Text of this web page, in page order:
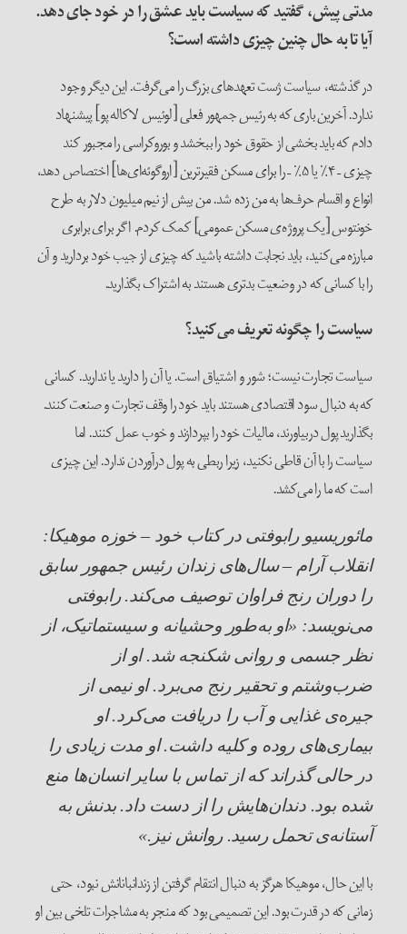
مدتی پیش، گفتید که سیاست باید عشق را در خود جای دهد.
آیا تا به حال چنین چیزی داشته است؟
در گذشته، سیاست ژست‌ تعهدهای بزرگ را می‌گرفت. این دیگر وجود
ندارد. آخرین باری که به رئیس جمهور فعلی [لوئیس لاکاله پو] پیشنهاد
دادم که باید بخشی از حقوق خود را ببخشد و بوروکراسی را مجبور کند
چیزی – ۴٪ یا ۵٪ – را برای مسکن فقیرترین [اروگوئه‌ای‌ها] اختصاص دهد،
انواع و اقسام حرف‌ها به من زده شد. من بیش از نیم میلیون دلار به طرح
خونتوس [یک پروژه‌ی مسکن عمومی] کمک کردم. اگر برای برابری
مبارزه می‌کنید، باید نجابت داشته باشید که چیزی از جیب خود بردارید و آن
را با کسانی که در وضعیت بدتری هستند به اشتراک بگذارید.
سیاست را چگونه تعریف می‌کنید؟
سیاست تجارت نیست؛ شور و اشتیاق است. یا آن را دارید یا ندارید. کسانی
که به دنبال سود اقتصادی هستند باید خود را وقف تجارت و صنعت کنند.
بگذارید پول دربیاورند، مالیات خود را بپردازند و خوب عمل کنند. اما
سیاست را با آن قاطی نکنید، زیرا ربطی به پول درآوردن ندارد. این چیزی
است که ما را می‌کشد.
مائوریسیو رابوفتی در کتاب خود – خوزه موهیکا:
انقلاب آرام – سال‌های زندان رئیس جمهور سابق
را دوران رنج فراوان توصیف می‌کند. رابوفتی
می‌نویسد: «او به‌طور وحشیانه و سیستماتیک، از
نظر جسمی و روانی شکنجه شد. او از
ضرب‌وشتم و تحقیر رنج می‌برد. او نیمی از
جیره‌ی غذایی و آب را دریافت می‌کرد. او
بیماری‌های روده و کلیه داشت. او مدت زیادی را
در حالی گذراند که از تماس با سایر انسان‌ها منع
شده بود. دندان‌هایش را از دست داد. بدنش به
آستانه‌ی تحمل رسید. روانش نیز.»
با این حال، موهیکا هرگز به دنبال انتقام گرفتن از زندانبانانش نبود، حتی
زمانی که در قدرت بود. این تصمیمی بود که منجر به مشاجرات تلخی بین او